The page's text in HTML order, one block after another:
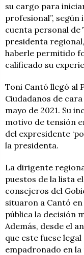
su cargo para
profesional”,
cuenta personal
presidenta
haberle permitido
calificado su
Toni Cantó llegó al
Ciudadanos de
mayo de 2021. Su
motivo de tensión
del expresidente
la presidenta.
La dirigente
puestos de la lista
consejeros del
situaron a Cantó
pública la decisión
Además, desde el
que este fuese
empadronado en